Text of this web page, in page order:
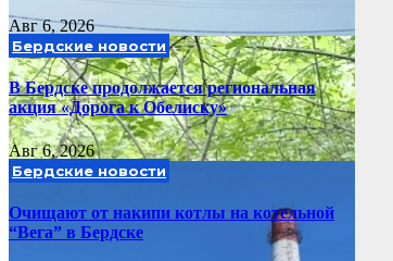
Авг 6, 2026
Бердские новости
В Бердске продолжается региональная
акция «Дорога к Обелиску»
Авг 6, 2026
Бердские новости
Очищают от накипи котлы на котельной
“Вега” в Бердске